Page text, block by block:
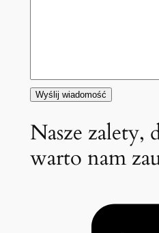
Nasze zalety,
warto nam